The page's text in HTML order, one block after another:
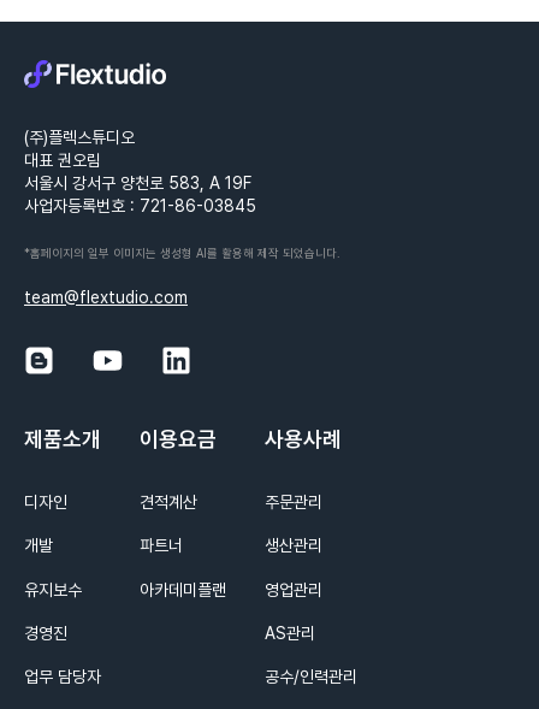
(주)플렉스튜디오
대표 권오림
서울시 강서구 양천로 583, A 19F
사업자등록번호 : 721-86-03845
*홈페이지의 일부 이미지는 생성형 AI를 활용해 제작 되었습니다.
team@flextudio.com
제품소개
디자인
개발
유지보수
경영진
업무 담당자
이용요금
견적계산
파트너
아카데미플랜
사용사례
주문관리
생산관리
영업관리
AS관리
공수/인력관리